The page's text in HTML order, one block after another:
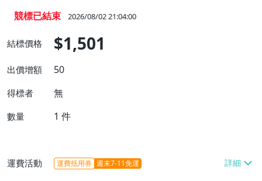
競標已結束 2026/08/02 21:04:00
結標價格 $1,501
出價增額 50
得標者 無
數量 1 件
運費活動 運費抵用券 週末7-11免運